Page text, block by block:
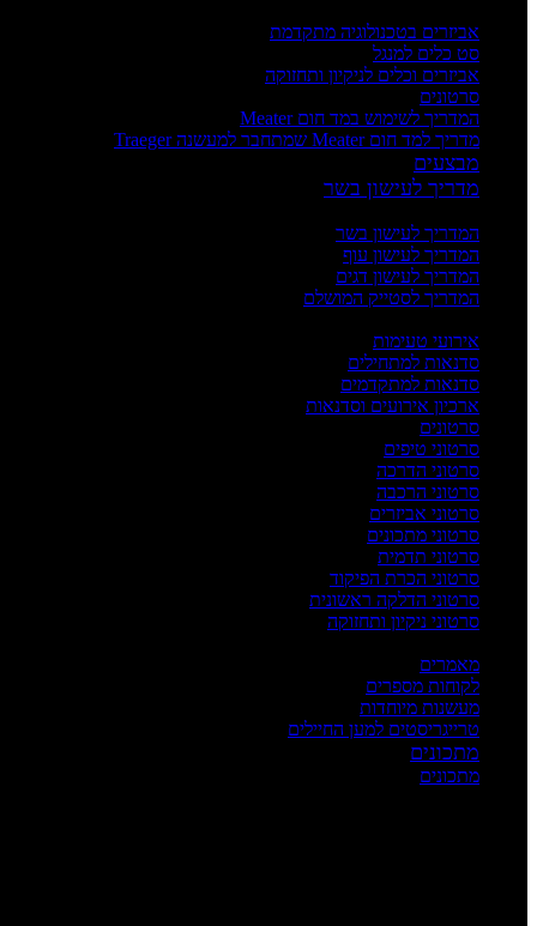
אביזרים בטכנולוגיה מתקדמת
סט כלים למנגל
אביזרים וכלים לניקיון ותחזוקה
סרטונים
המדריך לשימוש במד חום Meater
מדריך למד חום Meater שמתחבר למעשנה Traeger
מבצעים
מדריך לעישון בשר
המדריך לעישון בשר
המדריך לעישון עוף
המדריך לעישון דגים
המדריך לסטייק המושלם
אירועי טעימות
סדנאות למתחילים
סדנאות למתקדמים
ארכיון אירועים וסדנאות
סרטונים
סרטוני טיפים
סרטוני הדרכה
סרטוני הרכבה
סרטוני אביזרים
סרטוני מתכונים
סרטוני תדמית
סרטוני הכרת הפיקוד
סרטוני הדלקה ראשונית
סרטוני ניקיון ותחזוקה
מאמרים
לקוחות מספרים
מעשנות מיוחדות
טרייגריסטים למען החיילים
מתכונים
מתכונים